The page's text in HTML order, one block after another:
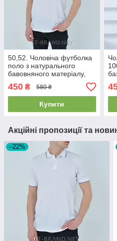
50,52. Чоловіча футболка
поло з натурального
бавовняного матеріалу,
450 ₴ 580 ₴
Купити
Акційні пропозиції та
–22%